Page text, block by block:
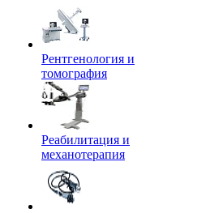
Рентгенология и
томография
Реабилитация и
механотерапия